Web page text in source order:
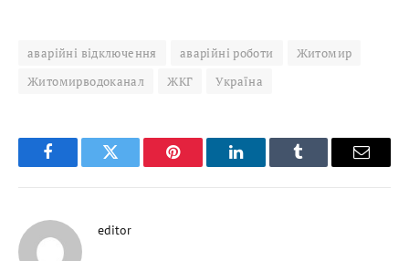
аварійні відключення аварійні роботи
Житомир
Житомирводоканал
ЖКГ Україна
FacebookTwitter Pinterest LinkedInTumblr Email
editor